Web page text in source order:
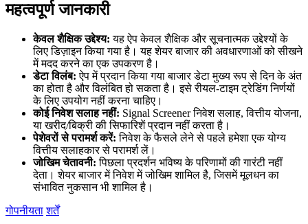
महत्वपूर्ण जानकारी
केवल शैक्षिक उद्देश्य: यह ऐप केवल शैक्षिक और सूचनात्मक उद्देश्यों के
लिए डिज़ाइन किया गया है। यह शेयर बाजार की अवधारणाओं को सीखने
में मदद करने का एक उपकरण है।
डेटा विलंब: ऐप में प्रदान किया गया बाजार डेटा मुख्य रूप से दिन के अंत
का होता है और विलंबित हो सकता है। इसे रीयल-टाइम ट्रेडिंग निर्णयों
के लिए उपयोग नहीं करना चाहिए।
कोई निवेश सलाह नहीं: Signal Screener निवेश सलाह, वित्तीय योजना,
या खरीद/बिक्री की सिफारिशें प्रदान नहीं करता है।
पेशेवरों से परामर्श करें: निवेश के फैसले लेने से पहले हमेशा एक योग्य
वित्तीय सलाहकार से परामर्श लें।
जोखिम चेतावनी: पिछला प्रदर्शन भविष्य के परिणामों की गारंटी नहीं
देता। शेयर बाजार में निवेश में जोखिम शामिल है, जिसमें मूलधन का
संभावित नुकसान भी शामिल है।
गोपनीयता शर्तें